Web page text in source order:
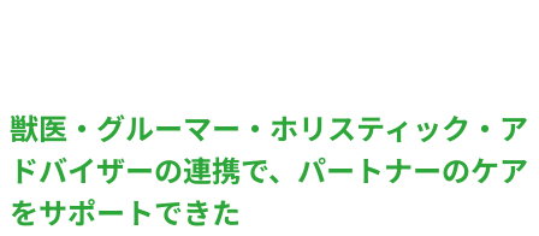
獣医・グルーマー・ホリスティック・ア
ドバイザーの連携で、パートナーのケア
をサポートできた